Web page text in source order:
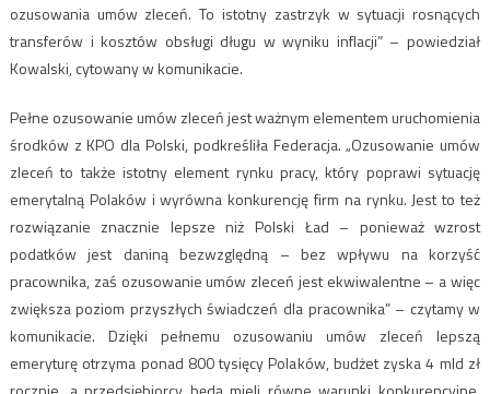
ozusowania umów zleceń. To istotny zastrzyk w sytuacji rosnących
transferów i kosztów obsługi długu w wyniku inflacji” – powiedział
Kowalski, cytowany w komunikacie.
Pełne ozusowanie umów zleceń jest ważnym elementem uruchomienia
środków z KPO dla Polski, podkreśliła Federacja. „Ozusowanie umów
zleceń to także istotny element rynku pracy, który poprawi sytuację
emerytalną Polaków i wyrówna konkurencję firm na rynku. Jest to też
rozwiązanie znacznie lepsze niż Polski Ład – ponieważ wzrost
podatków jest daniną bezwzględną – bez wpływu na korzyść
pracownika, zaś ozusowanie umów zleceń jest ekwiwalentne – a więc
zwiększa poziom przyszłych świadczeń dla pracownika” – czytamy w
komunikacie. Dzięki pełnemu ozusowaniu umów zleceń lepszą
emeryturę otrzyma ponad 800 tysięcy Polaków, budżet zyska 4 mld zł